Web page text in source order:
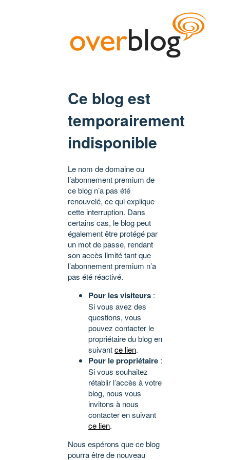
Ce blog est
temporairement
indisponible
Le nom de domaine ou
l’abonnement premium de
ce blog n’a pas été
renouvelé, ce qui explique
cette interruption. Dans
certains cas, le blog peut
également être protégé par
un mot de passe, rendant
son accès limité tant que
l’abonnement premium n’a
pas été réactivé.
Pour les visiteurs :
Si vous avez des
questions, vous
pouvez contacter le
propriétaire du blog en
suivantce lien.
Pour le propriétaire :
Si vous souhaitez
rétablir l’accès à votre
blog, nous vous
invitons à nous
contacter en suivant
ce lien.
Nous espérons que ce blog
pourra être de nouveau